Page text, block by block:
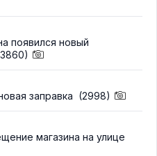
появился новый
заправка (2998)
магазина на улице